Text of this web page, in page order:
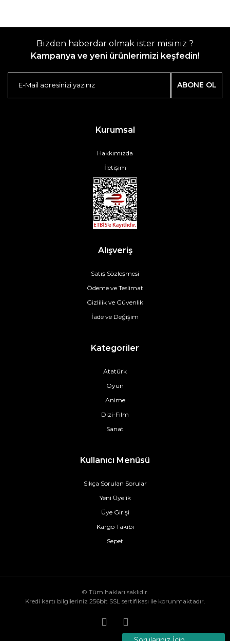
Bizden haberdar olmak ister misiniz ?
Kampanya ve yeni ürünlerimizi keşfedin!
ABONE OL
Kurumsal
Hakkımızda
İletişim
Alışveriş
Satış Sözleşmesi
Ödeme ve Teslimat
Gizlilik ve Güvenlik
İade ve Değişim
Kategoriler
Atatürk
Oyun
Anime
Dizi-Film
Sanat
Kullanıcı Menüsü
Sıkça Sorulan Sorular
Yeni Üyelik
Üye Girişi
Kargo Takibi
Sepet
© Tüm hakları saklıdır.
Kredi kartı bilgileriniz 256bit SSL sertifikası ile korunmaktadır.